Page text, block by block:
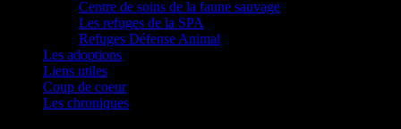
Centre de soins de la faune sauvage
Les refuges de la SPA
Refuges Défense Animal
Les adoptions
Liens utiles
Coup de coeur
Les chroniques